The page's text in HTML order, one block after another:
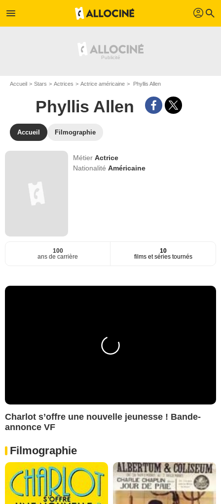
menu profil search
Accueil Stars Actrices Actrice américaine Phyllis Allen
Phyllis Allen
Accueil Filmographie
MétierActrice
NationalitéAméricaine
100
ans de carrière
10
films et séries tournés
Charlot s’offre une nouvelle jeunesse ! Bande-
annonce VF
Filmographie